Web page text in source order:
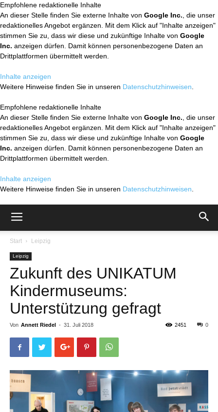
Empfohlene redaktionelle Inhalte
An dieser Stelle finden Sie externe Inhalte von Google Inc. , die unser
redaktionelles Angebot ergänzen. Mit dem Klick auf "Inhalte anzeigen"
stimmen Sie zu, dass wir diese und zukünftige Inhalte von Google
Inc. anzeigen dürfen. Damit können personenbezogene Daten an
Drittplattformen übermittelt werden.
Inhalte anzeigen
Weitere Hinweise finden Sie in unseren Datenschutzhinweisen
Empfohlene redaktionelle Inhalte
An dieser Stelle finden Sie externe Inhalte von Google Inc. , die unser
redaktionelles Angebot ergänzen. Mit dem Klick auf "Inhalte anzeigen"
stimmen Sie zu, dass wir diese und zukünftige Inhalte von Google
Inc. anzeigen dürfen. Damit können personenbezogene Daten an
Drittplattformen übermittelt werden.
Inhalte anzeigen
Weitere Hinweise finden Sie in unseren Datenschutzhinweisen
Start Leipzig
Leipzig
Zukunft des UNIKATUM
Kindermuseums:
Unterstützung gefragt
Von Annett Riedel - 31. Juli 2018 0
2451